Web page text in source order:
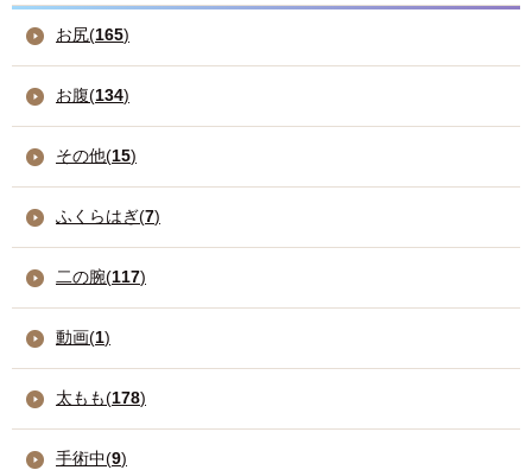
お尻(165)
お腹(134)
その他(15)
ふくらはぎ(7)
二の腕(117)
動画(1)
太もも(178)
手術中(9)